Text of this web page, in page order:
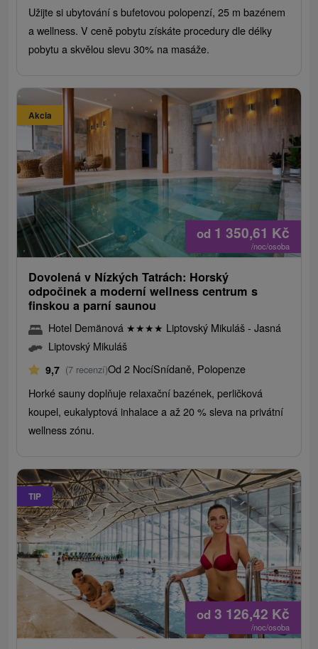
Užijte si ubytování s bufetovou polopenzí, 25 m bazénem
a wellness. V ceně pobytu získáte procedury dle délky
pobytu a skvělou slevu 30% na masáže.
Akcia
od 1 350,61 Kč
/noc/osoba
Dovolená v Nízkých Tatrách: Horský
odpočinek a moderní wellness centrum s
finskou a parní saunou
Hotel Demänová ★★★★ Liptovský Mikuláš - Jasná
Liptovský Mikuláš
9,7 (7 recenzí)Od 2 NocíSnídaně, Polopenze
Horké sauny doplňuje relaxační bazének, perličková
koupel, eukalyptová inhalace a až 20 % sleva na privátní
wellness zónu.
TIP
od 3 126,42 Kč
/noc/osoba